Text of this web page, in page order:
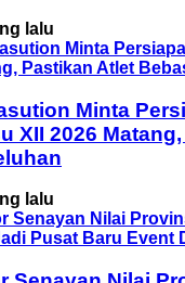
lalu
Minta
XII 2026
lalu